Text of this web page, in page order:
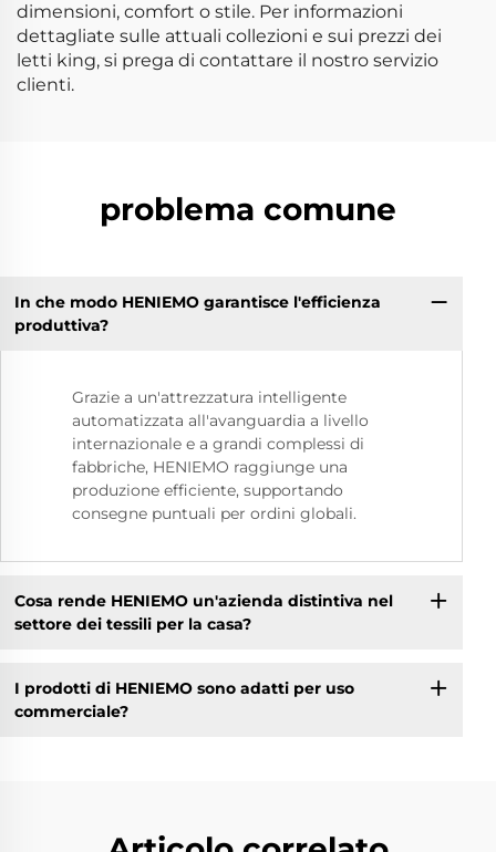
dimensioni, comfort o stile. Per informazioni
dettagliate sulle attuali collezioni e sui prezzi dei
letti king, si prega di contattare il nostro servizio
clienti.
problema comune
In che modo HENIEMO garantisce l'efficienza
produttiva?
Grazie a un'attrezzatura intelligente
automatizzata all'avanguardia a livello
internazionale e a grandi complessi di
fabbriche, HENIEMO raggiunge una
produzione efficiente, supportando
consegne puntuali per ordini globali.
Cosa rende HENIEMO un'azienda distintiva nel
settore dei tessili per la casa?
I prodotti di HENIEMO sono adatti per uso
commerciale?